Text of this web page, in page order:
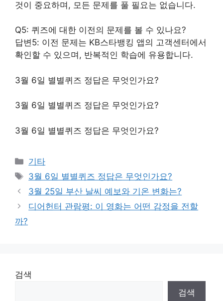
것이 중요하며, 모든 문제를 풀 필요는 없습니다.
Q5: 퀴즈에 대한 이전의 문제를 볼 수 있나요?
답변5: 이전 문제는 KB스타뱅킹 앱의 고객센터에서
확인할 수 있으며, 반복적인 학습에 유용합니다.
3월 6일 별별퀴즈 정답은 무엇인가요?
3월 6일 별별퀴즈 정답은 무엇인가요?
3월 6일 별별퀴즈 정답은 무엇인가요?
Categories
기타
Tags
3월 6일 별별퀴즈 정답은 무엇인가요?
3월 25일 부산 날씨 예보와 기온 변화는?
디어헌터 관람평: 이 영화는 어떤 감정을 전할
까?
검색
검색